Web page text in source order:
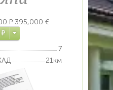
Р 395,000 €
Р
7
21км